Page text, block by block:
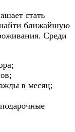
стать
ближайшую
Среди
в месяц;